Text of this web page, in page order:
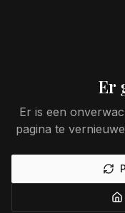
Er
Er is een
pagina te